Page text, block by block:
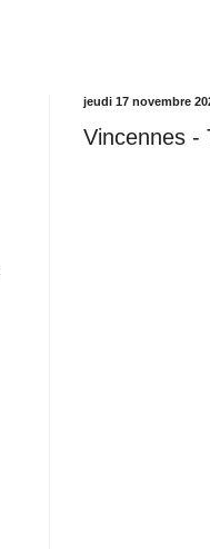
jeudi 17 novembre
Vincennes -